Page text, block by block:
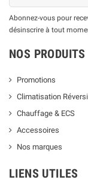
Abonnez-vous pour
désinscrire à tout
NOS PRODUITS
Promotions
Climatisation
Chauffage & ECS
Accessoires
Nos marques
LIENS UTILES